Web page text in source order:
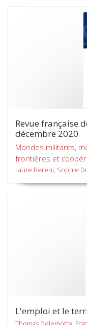
Revue française
décembre 2020
Mondes militants,
frontières et
Laure Bereni, Sophie
L'emploi et le